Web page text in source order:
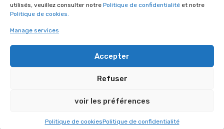
utilisés, veuillez consulter notre Politique de confidentialité et notre
Politique de cookies.
Manage services
Accepter
Refuser
voir les préférences
Politique de cookiesPolitique de confidentialité
Les autres services :
+32 (0)4 387 43 64
Politique de confidentialité
Politique des cookies